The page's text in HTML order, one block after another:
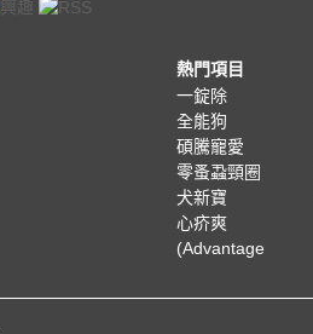
熱門項目
一錠除
全能狗
碩騰寵愛
零蚤蝨頸圈
犬新寶
心疥爽
(Advantage